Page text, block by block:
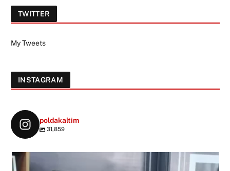
TWITTER
My Tweets
INSTAGRAM
poldakaltim
31,859